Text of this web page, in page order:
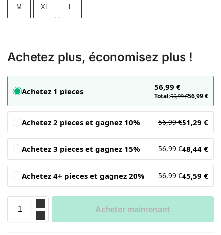
M XL L
Achetez plus, économisez plus !
Achetez 1 pieces 56,99 €
Total:56,99€56,99€
Achetez 2 pieces et gagnez 10% 56,99€51,29 €
Achetez 3 pieces et gagnez 15% 56,99€48,44 €
Achetez 4+ pieces et gagnez 20% 56,99€45,59 €
Acheter maintenant